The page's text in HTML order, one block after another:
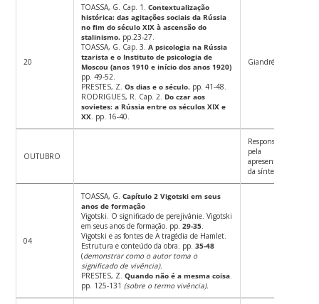
20
TOASSA, G. Cap. 1.Contextualização
histórica: das agitações sociais da Rússia
no fim do século XIX à ascensão do
stalinismo. pp.23-27.
TOASSA, G. Cap. 3.A psicologia na Rússia
tzarista e o Instituto de psicologia de
Moscou (anos 1910 e início dos anos 1920)
pp. 49-52.
PRESTES, Z.Os dias e o século. pp. 41-48.
RODRIGUES, R. Cap. 2. Do czar aos
sovietes: a Rússia entre os séculos XIX e
XX . pp. 16-40.
Giandréa
OUTUBRO
Responsável
pela
apresentação
da síntese
04
TOASSA, G.Capítulo 2 Vigotski em seus
anos de formação
Vigotski. O significado de perejivânie. Vigotski
em seus anos de formação. pp.29-35
Vigotski e as fontes de A tragédia de Hamlet.
Estrutura e conteúdo da obra. pp.35-48
(demonstrar como o autor toma o
significado de vivência).
PRESTES, Z.Quando não é a mesma coisa
pp. 125-131 (sobre o termo vivência).